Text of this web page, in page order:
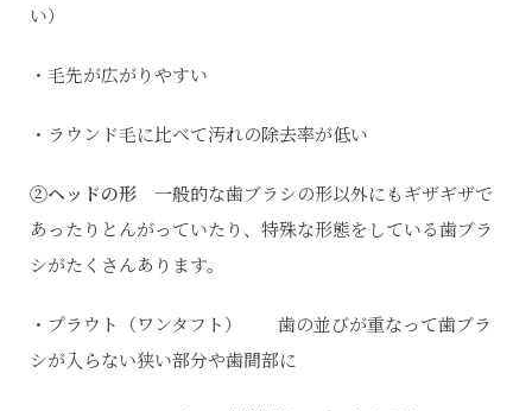
い）
・毛先が広がりやすい
・ラウンド毛に比べて汚れの除去率が低い
②ヘッドの形 一般的な歯ブラシの形以外にもギザギザで
あったりとんがっていたり、特殊な形態をしている歯ブラ
シがたくさんあります。
・プラウト（ワンタフト） 歯の並びが重なって歯ブラ
シが入らない狭い部分や歯間部に